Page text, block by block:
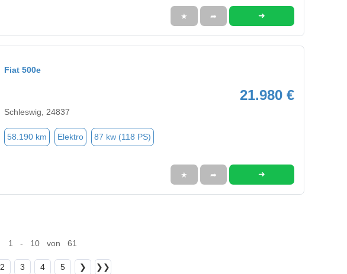
★ ➦ ➜
Fiat 500e
21.980 €
Schleswig, 24837
58.190 km Elektro 87 kw (118 PS)
★ ➦ ➜
1 - 10 von 61
2 3 4 5 ❯ ❯❯